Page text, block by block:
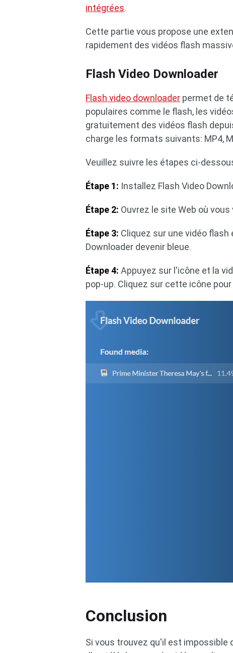
intégrées.
Cette partie vous propose une
rapidement des vidéos flash
Flash Video Downloader
Flash video downloader permet de
populaires comme le flash, les
gratuitement des vidéos flash
charge les formats suivants: MP4,
Veuillez suivre les étapes ci-
Étape 1: Installez Flash Video
Étape 2: Ouvrez le site Web où
Étape 3: Cliquez sur une vidéo flash
Downloader devenir bleue.
Étape 4: Appuyez sur l'icône et la
pop-up. Cliquez sur cette icône
Conclusion
Si vous trouvez qu'il est impossible